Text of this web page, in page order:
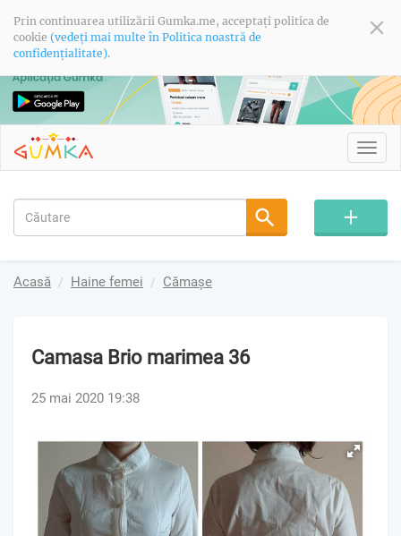
Prin continuarea utilizării Gumka.me, acceptați politica de
cookie (vedeți mai multe în Politica noastră de
confidențialitate).
Acasă Haine femei Cămașe
Camasa Brio marimea 36
25 mai 2020 19:38